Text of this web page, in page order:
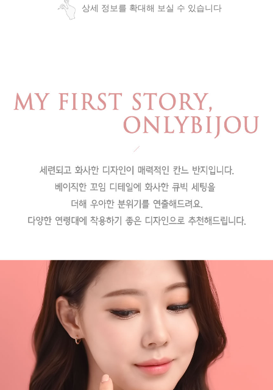
상세 정보를 확대해 보실 수 있습니다